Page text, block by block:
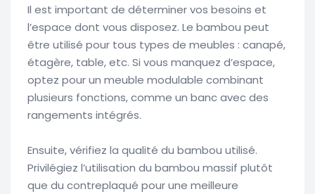
Il est important de déterminer vos besoins et
l’espace dont vous disposez. Le bambou peut
être utilisé pour tous types de meubles : canapé,
étagère, table, etc. Si vous manquez d’espace,
optez pour un meuble modulable combinant
plusieurs fonctions, comme un banc avec des
rangements intégrés.
Ensuite, vérifiez la qualité du bambou utilisé.
Privilégiez l’utilisation du bambou massif plutôt
que du contreplaqué pour une meilleure